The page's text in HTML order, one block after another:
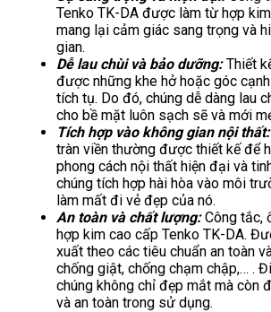
Tenko TK-DA được làm từ hợp
mang lại cảm giác sang trọng và
gian.
Dễ lau chùi và bảo dưỡng:Thiết
được những khe hở hoặc góc
tích tụ. Do đó, chúng dễ dàng lau
cho bề mặt luôn sạch sẽ và mới
Tích hợp vào không gian nội thất:
tràn viền thường được thiết kế để
phong cách nội thất hiện đại và
chúng tích hợp hài hòa vào môi
làm mất đi vẻ đẹp của nó.
An toàn và chất lượng: Công tắc,
hợp kim cao cấp Tenko TK-DA.
xuất theo các tiêu chuẩn an toàn
chống giật, chống chạm chập,… .
chúng không chỉ đẹp mắt mà còn
và an toàn trong sử dụng.